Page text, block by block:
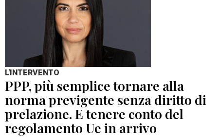
L'INTERVENTO
PPP, più semplice tornare alla
norma previgente senza diritto di
prelazione. E tenere conto del
regolamento Ue in arrivo